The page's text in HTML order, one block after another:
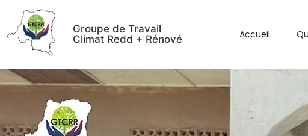
Groupe de Travail
Climat Redd + Rénové
Accueil